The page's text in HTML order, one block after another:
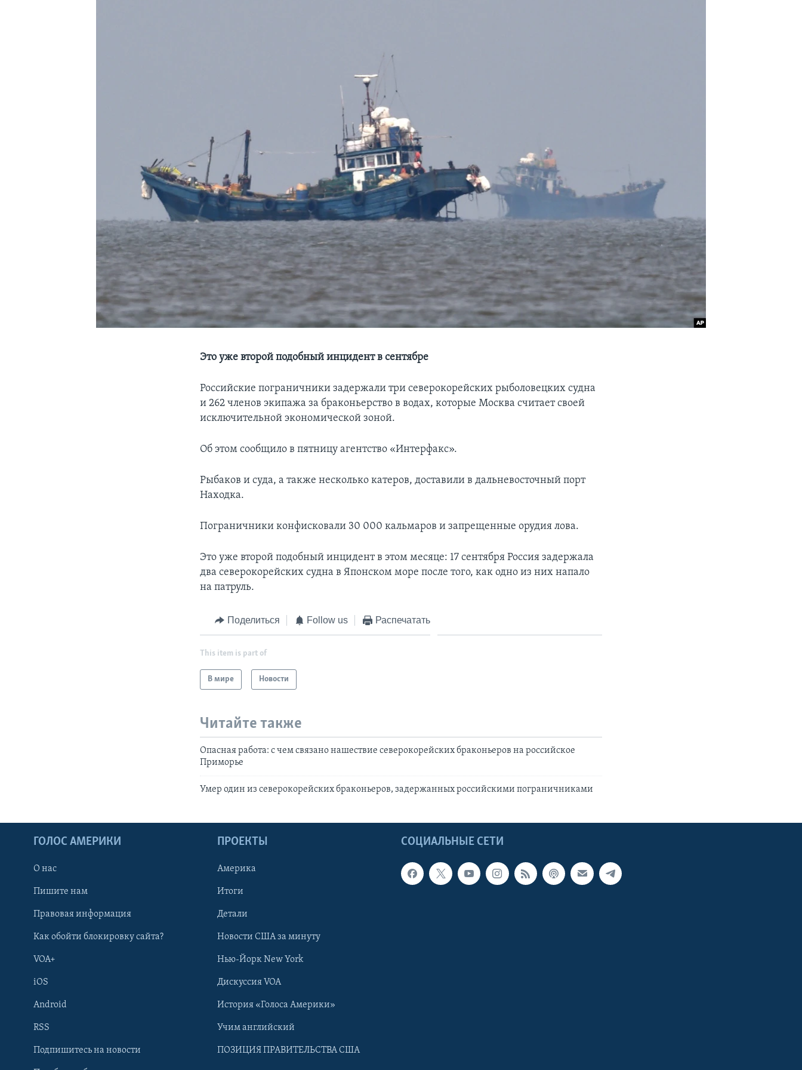
Learning English
Это уже второй подобный инцидент в сентябре
Российские пограничники задержали три северокорейских рыболовецких судна
и 262 членов экипажа за браконьерство в водах, которые Москва считает своей
исключительной экономической зоной.
Об этом сообщило в пятницу агентство «Интерфакс».
Рыбаков и суда, а также несколько катеров, доставили в дальневосточный порт
Находка.
Пограничники конфисковали 30 000 кальмаров и запрещенные орудия лова.
Это уже второй подобный инцидент в этом месяце: 17 сентября Россия задержала
два северокорейских судна в Японском море после того, как одно из них напало
на патруль.
Поделиться Follow us Распечатать
This item is part of
В мире Новости
Читайте также
Опасная работа: с чем связано нашествие северокорейских браконьеров на российское
Приморье
Умер один из северокорейских браконьеров, задержанных российскими пограничниками
СОЦИАЛЬНЫЕ СЕТИ
ГОЛОС АМЕРИКИ
О нас
Пишите нам
Правовая информация
Как обойти блокировку сайта?
VOA+
iOS
Android
RSS
Подпишитесь на новости
ПРОЕКТЫ
Америка
Итоги
Детали
Новости США за минуту
Нью-Йорк New York
Дискуссия VOA
История «Голоса Америки»
Учим английский
ПОЗИЦИЯ ПРАВИТЕЛЬСТВА США